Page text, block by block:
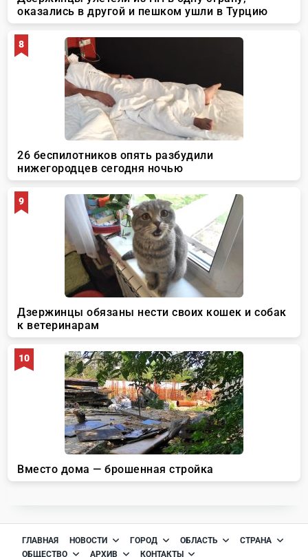
ГЛАВНАЯ НОВОСТИ ГОРОД ОБЛАСТЬ
СТРАНА
ОБЩЕСТВО
АРХИВ КОНТАКТЫ